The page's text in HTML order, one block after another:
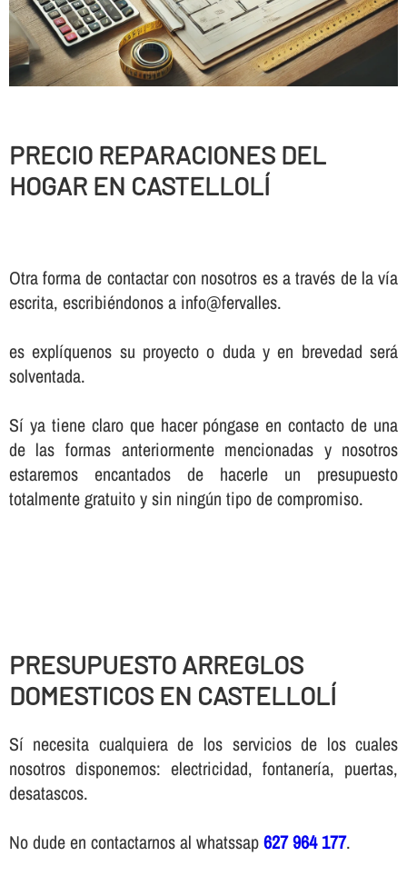
PRECIO REPARACIONES DEL
HOGAR EN CASTELLOLÍ
Otra forma de contactar con nosotros es a través de la vía
escrita, escribiéndonos a info@fervalles.
es explíquenos su proyecto o duda y en brevedad será
solventada.
Sí ya tiene claro que hacer póngase en contacto de una
de las formas anteriormente mencionadas y nosotros
estaremos encantados de hacerle un presupuesto
totalmente gratuito y sin ningún tipo de compromiso.
PRESUPUESTO ARREGLOS
DOMESTICOS EN CASTELLOLÍ
Sí necesita cualquiera de los servicios de los cuales
nosotros disponemos: electricidad, fontanería, puertas,
desatascos.
No dude en contactarnos al whatssap627 964 177.